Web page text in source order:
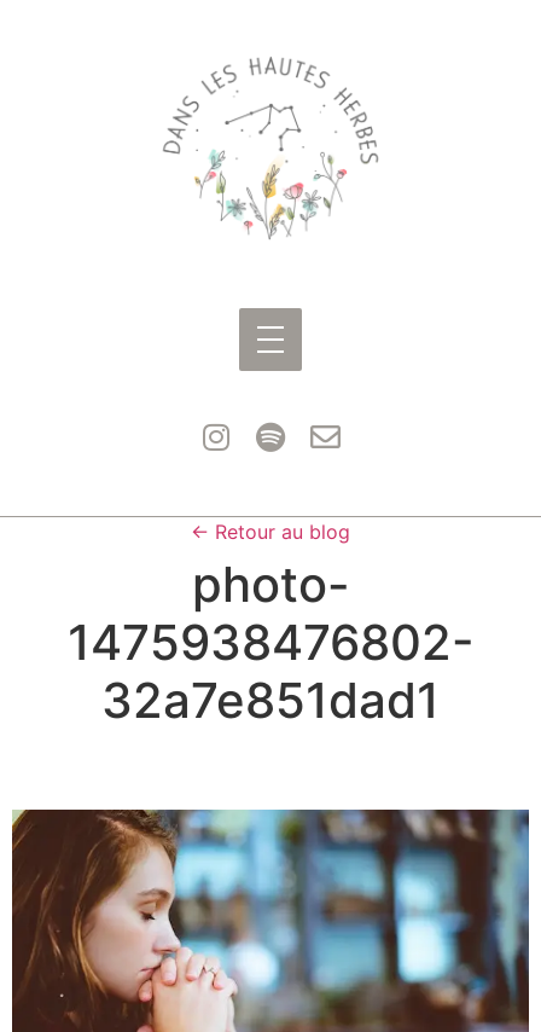
← Retour au blog
photo-
1475938476802-
32a7e851dad1